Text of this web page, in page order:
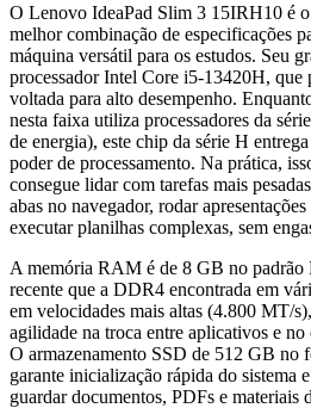
O Lenovo IdeaPad Slim 3 15IRH10 é
melhor combinação de especificações
máquina versátil para os estudos. Seu
processador Intel Core i5-13420H,
voltada para alto desempenho.
nesta faixa utiliza processadores da
de energia), este chip da série H
poder de processamento. Na prática,
consegue lidar com tarefas mais
abas no navegador, rodar
executar planilhas complexas, sem
A memória RAM é de 8 GB no padrão
recente que a DDR4 encontrada em
em velocidades mais altas (4.800 MT/
agilidade na troca entre aplicativos e no
O armazenamento SSD de 512 GB no
garante inicialização rápida do sistema
guardar documentos, PDFs e materiais